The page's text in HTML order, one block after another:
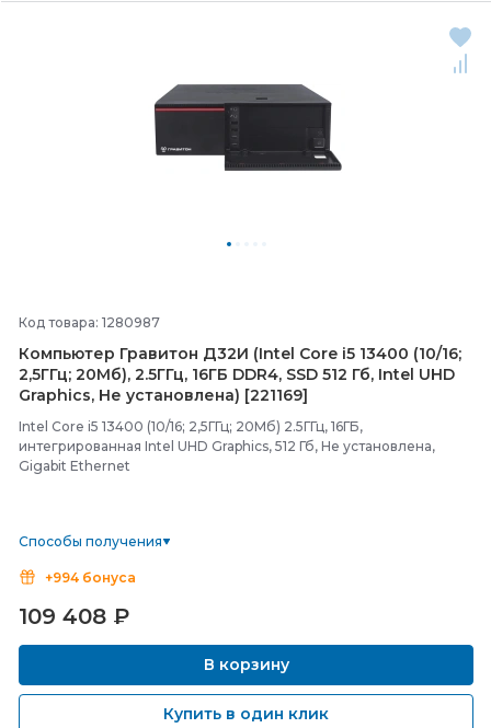
Код товара: 1280987
Компьютер Гравитон Д32И (Intel Core i5 13400 (10/16;
2,5ГГц; 20Мб), 2.5ГГц, 16ГБ DDR4, SSD 512 Гб, Intel UHD
Graphics, Не установлена) [221169]
Intel Core i5 13400 (10/16; 2,5ГГц; 20Мб) 2.5ГГц, 16ГБ,
интегрированная Intel UHD Graphics, 512 Гб, Не установлена,
Gigabit Ethernet
Способы получения
+994 бонуса
109 408 ₽
В корзину
Купить в один клик